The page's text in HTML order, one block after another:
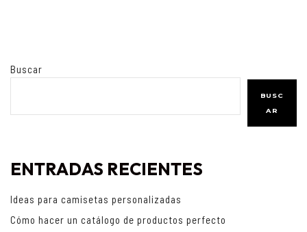
Buscar
BUSC
AR
ENTRADAS RECIENTES
Ideas para camisetas personalizadas
Cómo hacer un catálogo de productos perfecto